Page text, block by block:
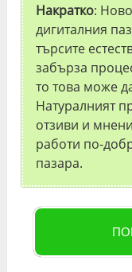
Накратко:
дигиталния
търсите
забърза
то това може
Натуралният
отзиви и
работи по-
пазара.